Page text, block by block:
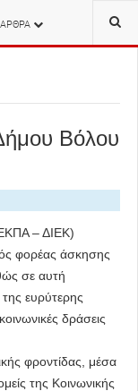
Βόλου
– ΔΙΕΚ)
φορέας άσκησης
σε αυτή
ευρύτερης
δράσεις
φροντίδας, μέσα
της Κοινωνικής